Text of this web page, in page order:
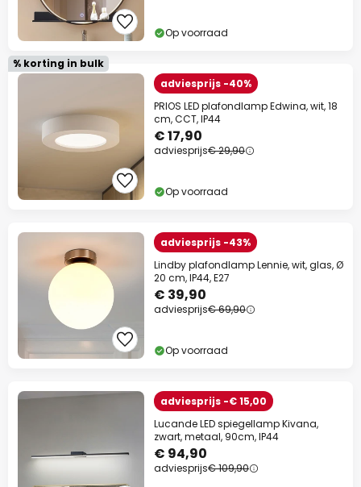
Op voorraad
% korting in bulk
adviesprijs -40%
PRIOS LED plafondlamp Edwina, wit, 18
cm, CCT, IP44
€ 17,90
adviesprijs€ 29,90
Op voorraad
adviesprijs -43%
Lindby plafondlamp Lennie, wit, glas, Ø
20 cm, IP44, E27
€ 39,90
adviesprijs€ 69,90
Op voorraad
adviesprijs -€ 15,00
Lucande LED spiegellamp Kivana,
zwart, metaal, 90cm, IP44
€ 94,90
adviesprijs€ 109,90